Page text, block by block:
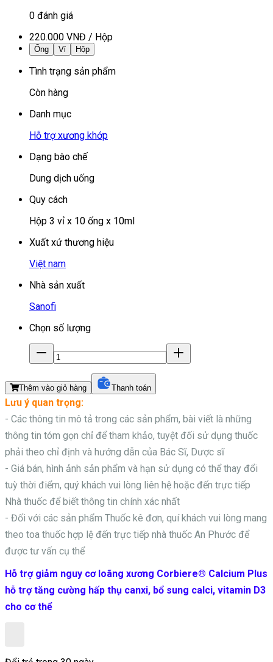
0 đánh giá
220.000 VNĐ / Hộp
Ống Vỉ Hộp
Tình trạng sản phẩm
Còn hàng
Danh mục
Hỗ trợ xương khớp
Dạng bào chế
Dung dịch uống
Quy cách
Hộp 3 vỉ x 10 ống x 10ml
Xuất xứ thương hiệu
Việt nam
Nhà sản xuất
Sanofi
Chọn số lượng
Thêm vào giỏ hàng Thanh toán
Lưu ý quan trọng:
- Các thông tin mô tả trong các sản phẩm, bài viết là những
thông tin tóm gọn chỉ để tham khảo, tuyệt đối sử dụng thuốc
phải theo chỉ định và hướng dẫn của Bác Sĩ, Dược sĩ
- Giá bán, hình ảnh sản phẩm và hạn sử dụng có thể thay đổi
tuỳ thời điểm, quý khách vui lòng liên hệ hoặc đến trực tiếp
Nhà thuốc để biết thông tin chính xác nhất
- Đối với các sản phẩm Thuốc kê đơn, quí khách vui lòng mang
theo toa thuốc hợp lệ đến trực tiếp nhà thuốc An Phước để
được tư vấn cụ thể
Hỗ trợ giảm nguy cơ loãng xương Corbiere® Calcium Plus
hỗ trợ tăng cường hấp thụ canxi, bổ sung calci, vitamin D3
cho cơ thể